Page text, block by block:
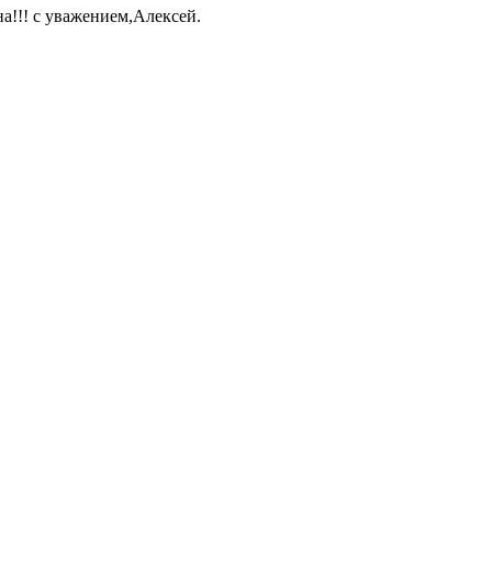
с уважением,Алексей.